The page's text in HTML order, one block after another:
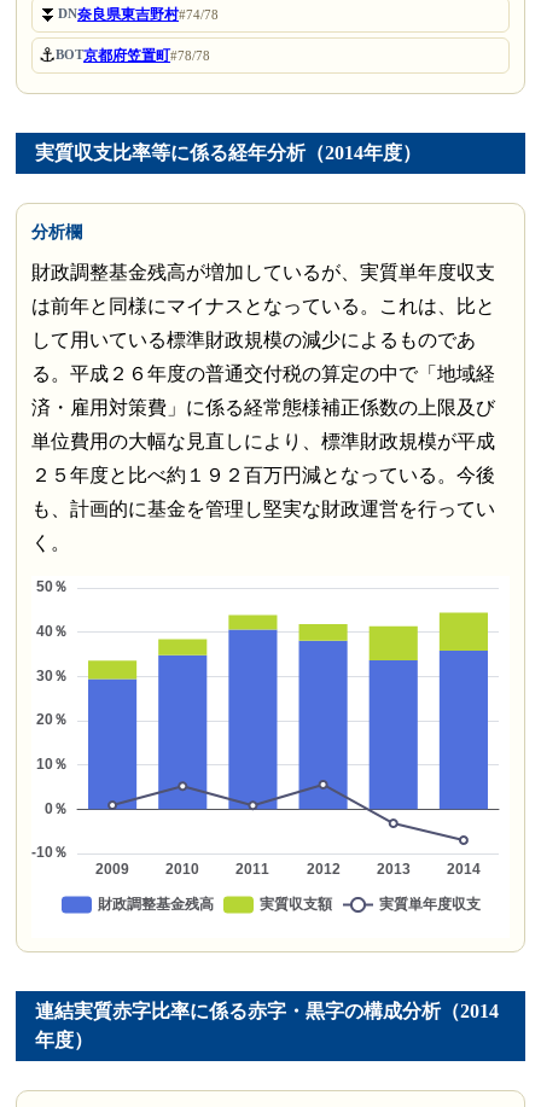
⏬DN奈良県東吉野村#74/78
⚓BOT京都府笠置町#78/78
実質収支比率等に係る経年分析（2014年度）
分析欄
財政調整基金残高が増加しているが、実質単年度収支
は前年と同様にマイナスとなっている。これは、比と
して用いている標準財政規模の減少によるものであ
る。平成２６年度の普通交付税の算定の中で「地域経
済・雇用対策費」に係る経常態様補正係数の上限及び
単位費用の大幅な見直しにより、標準財政規模が平成
２５年度と比べ約１９２百万円減となっている。今後
も、計画的に基金を管理し堅実な財政運営を行ってい
く。
連結実質赤字比率に係る赤字・黒字の構成分析（2014
年度）